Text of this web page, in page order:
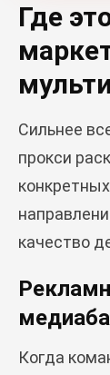
Где
Сильнее
прокси
качество
Когда